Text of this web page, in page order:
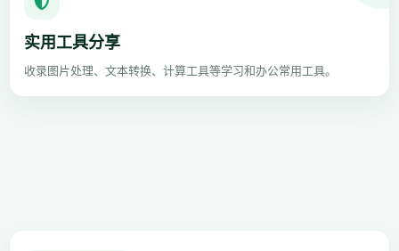
实用工具分享
收录图片处理、文本转换、计算工具等学习和办公常用工具。